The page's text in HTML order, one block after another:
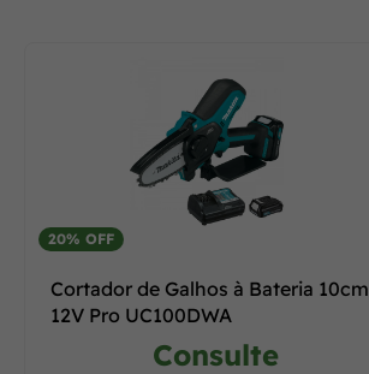
20% OFF
Cortador de Galhos à Bateria 10cm
12V Pro UC100DWA
Consulte